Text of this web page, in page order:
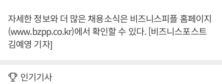
자세한 정보와 더 많은 채용소식은 비즈니스피플 홈페이지
(www.bzpp.co.kr)에서 확인할 수 있다. [비즈니스포스트
김예영 기자]
인기기사